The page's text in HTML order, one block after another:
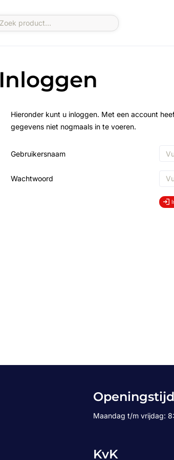
Inloggen
Hieronder kunt u inloggen. Met een account
gegevens niet nogmaals in te voeren.
Gebruikersnaam
Wachtwoord
Maandag t/m vrijdag:
KvK